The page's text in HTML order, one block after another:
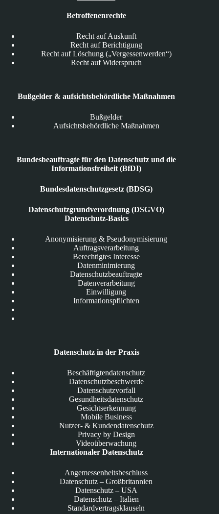
Betroffenenrechte
Recht auf Auskunft
Recht auf Berichtigung
Recht auf Löschung („Vergessenwerden“)
Recht auf Widerspruch
Bußgelder & aufsichtsbehördliche Maßnahmen
Bußgelder
Aufsichtsbehördliche Maßnahmen
Bundesbeauftragte für den Datenschutz und die
Informationsfreiheit (BfDI)
Bundesdatenschutzgesetz (BDSG)
Datenschutzgrundverordnung (DSGVO)
Datenschutz-Basics
Anonymisierung & Pseudonymisierung
Auftragsverarbeitung
Berechtigtes Interesse
Datenminimierung
Datenschutzbeauftragte
Datenverarbeitung
Einwilligung
Informationspflichten
Datenschutz in der Praxis
Beschäftigtendatenschutz
Datenschutzbeschwerde
Datenschutzvorfall
Gesundheitsdatenschutz
Gesichtserkennung
Mobile Business
Nutzer- & Kundendatenschutz
Privacy by Design
Videoüberwachung
Internationaler Datenschutz
Angemessenheitsbeschluss
Datenschutz – Großbritannien
Datenschutz – USA
Datenschutz – Italien
Standardvertragsklauseln